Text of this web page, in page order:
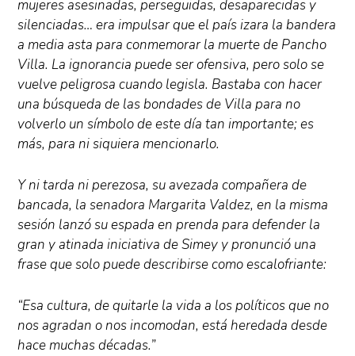
mujeres asesinadas, perseguidas, desaparecidas y
silenciadas… era impulsar que el país izara la bandera
a media asta para conmemorar la muerte de Pancho
Villa. La ignorancia puede ser ofensiva, pero solo se
vuelve peligrosa cuando legisla. Bastaba con hacer
una búsqueda de las bondades de Villa para no
volverlo un símbolo de este día tan importante; es
más, para ni siquiera mencionarlo.
Y ni tarda ni perezosa, su avezada compañera de
bancada, la senadora Margarita Valdez, en la misma
sesión lanzó su espada en prenda para defender la
gran y atinada iniciativa de Simey y pronunció una
frase que solo puede describirse como escalofriante:
“Esa cultura, de quitarle la vida a los políticos que no
nos agradan o nos incomodan, está heredada desde
hace muchas décadas.”